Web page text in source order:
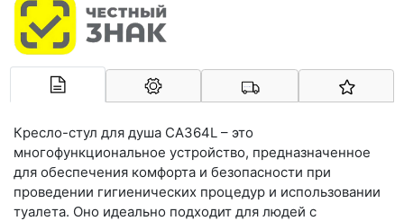
Арконт-Мед
Кресло-стул для душа CA364L – это
многофункциональное устройство, предназначенное
для обеспечения комфорта и безопасности при
проведении гигиенических процедур и использовании
туалета. Оно идеально подходит для людей с